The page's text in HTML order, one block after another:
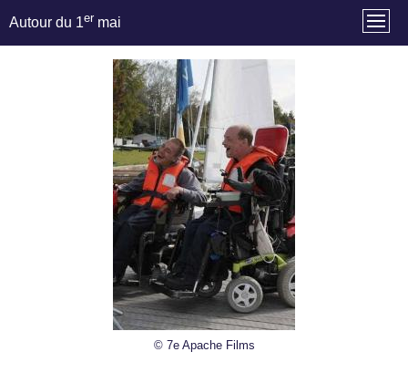
Autour du 1er mai
© 7e Apache Films